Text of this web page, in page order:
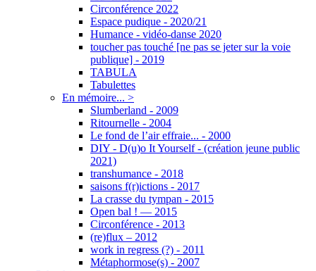
Circonférence 2022
Espace pudique - 2020/21
Humance - vidéo-danse 2020
toucher pas touché [ne pas se jeter sur la voie
publique] - 2019
TABULA
Tabulettes
En mémoire... >
Slumberland - 2009
Ritournelle - 2004
Le fond de l’air effraie... - 2000
DIY - D(u)o It Yourself - (création jeune public
2021)
transhumance - 2018
saisons f(r)ictions - 2017
La crasse du tympan - 2015
Open bal ! — 2015
Circonférence - 2013
(re)flux – 2012
work in regress (?) - 2011
Métaphormose(s) - 2007